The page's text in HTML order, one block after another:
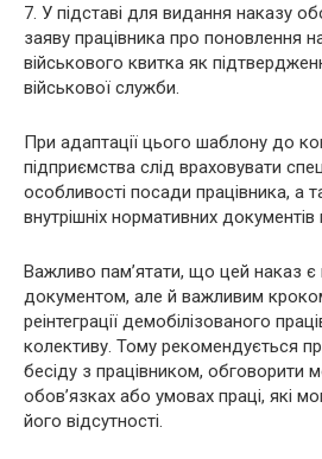
7. У підставі для видання наказу
заяву працівника про поновлення
військового квитка як
військової служби.
При адаптації цього шаблону до
підприємства слід враховувати
особливості посади працівника, а
внутрішніх нормативних документів
Важливо пам’ятати, що цей наказ
документом, але й важливим
реінтеграції демобілізованого
колективу. Тому рекомендується
бесіду з працівником, обговорити
обов’язках або умовах праці, які
його відсутності.